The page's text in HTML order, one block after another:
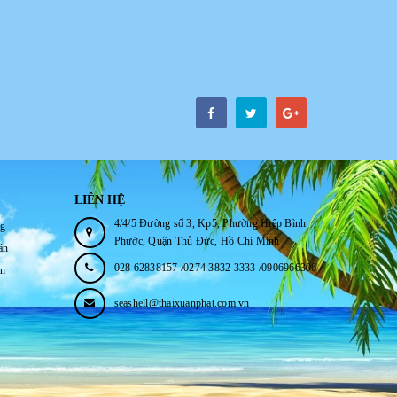
LIÊN HỆ
4/4/5 Đường số 3, Kp5, Phường Hiệp Bình
Phước, Quận Thủ Đức, Hồ Chí Minh
028 62838157 /0274 3832 3333 /0906966306
seashell@thaixuanphat.com.vn